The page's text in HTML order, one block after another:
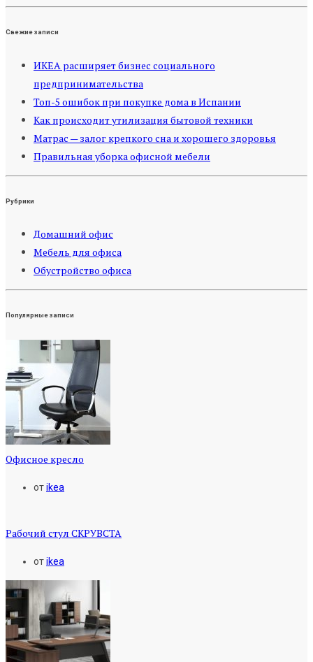
Свежие записи
ИКЕА расширяет бизнес социального
предпринимательства
Топ-5 ошибок при покупке дома в Испании
Как происходит утилизация бытовой техники
Матрас — залог крепкого сна и хорошего здоровья
Правильная уборка офисной мебели
Рубрики
Домашний офис
Мебель для офиса
Обустройство офиса
Популярные записи
Офисное кресло
отikea
Рабочий стул СКРУВСТА
отikea